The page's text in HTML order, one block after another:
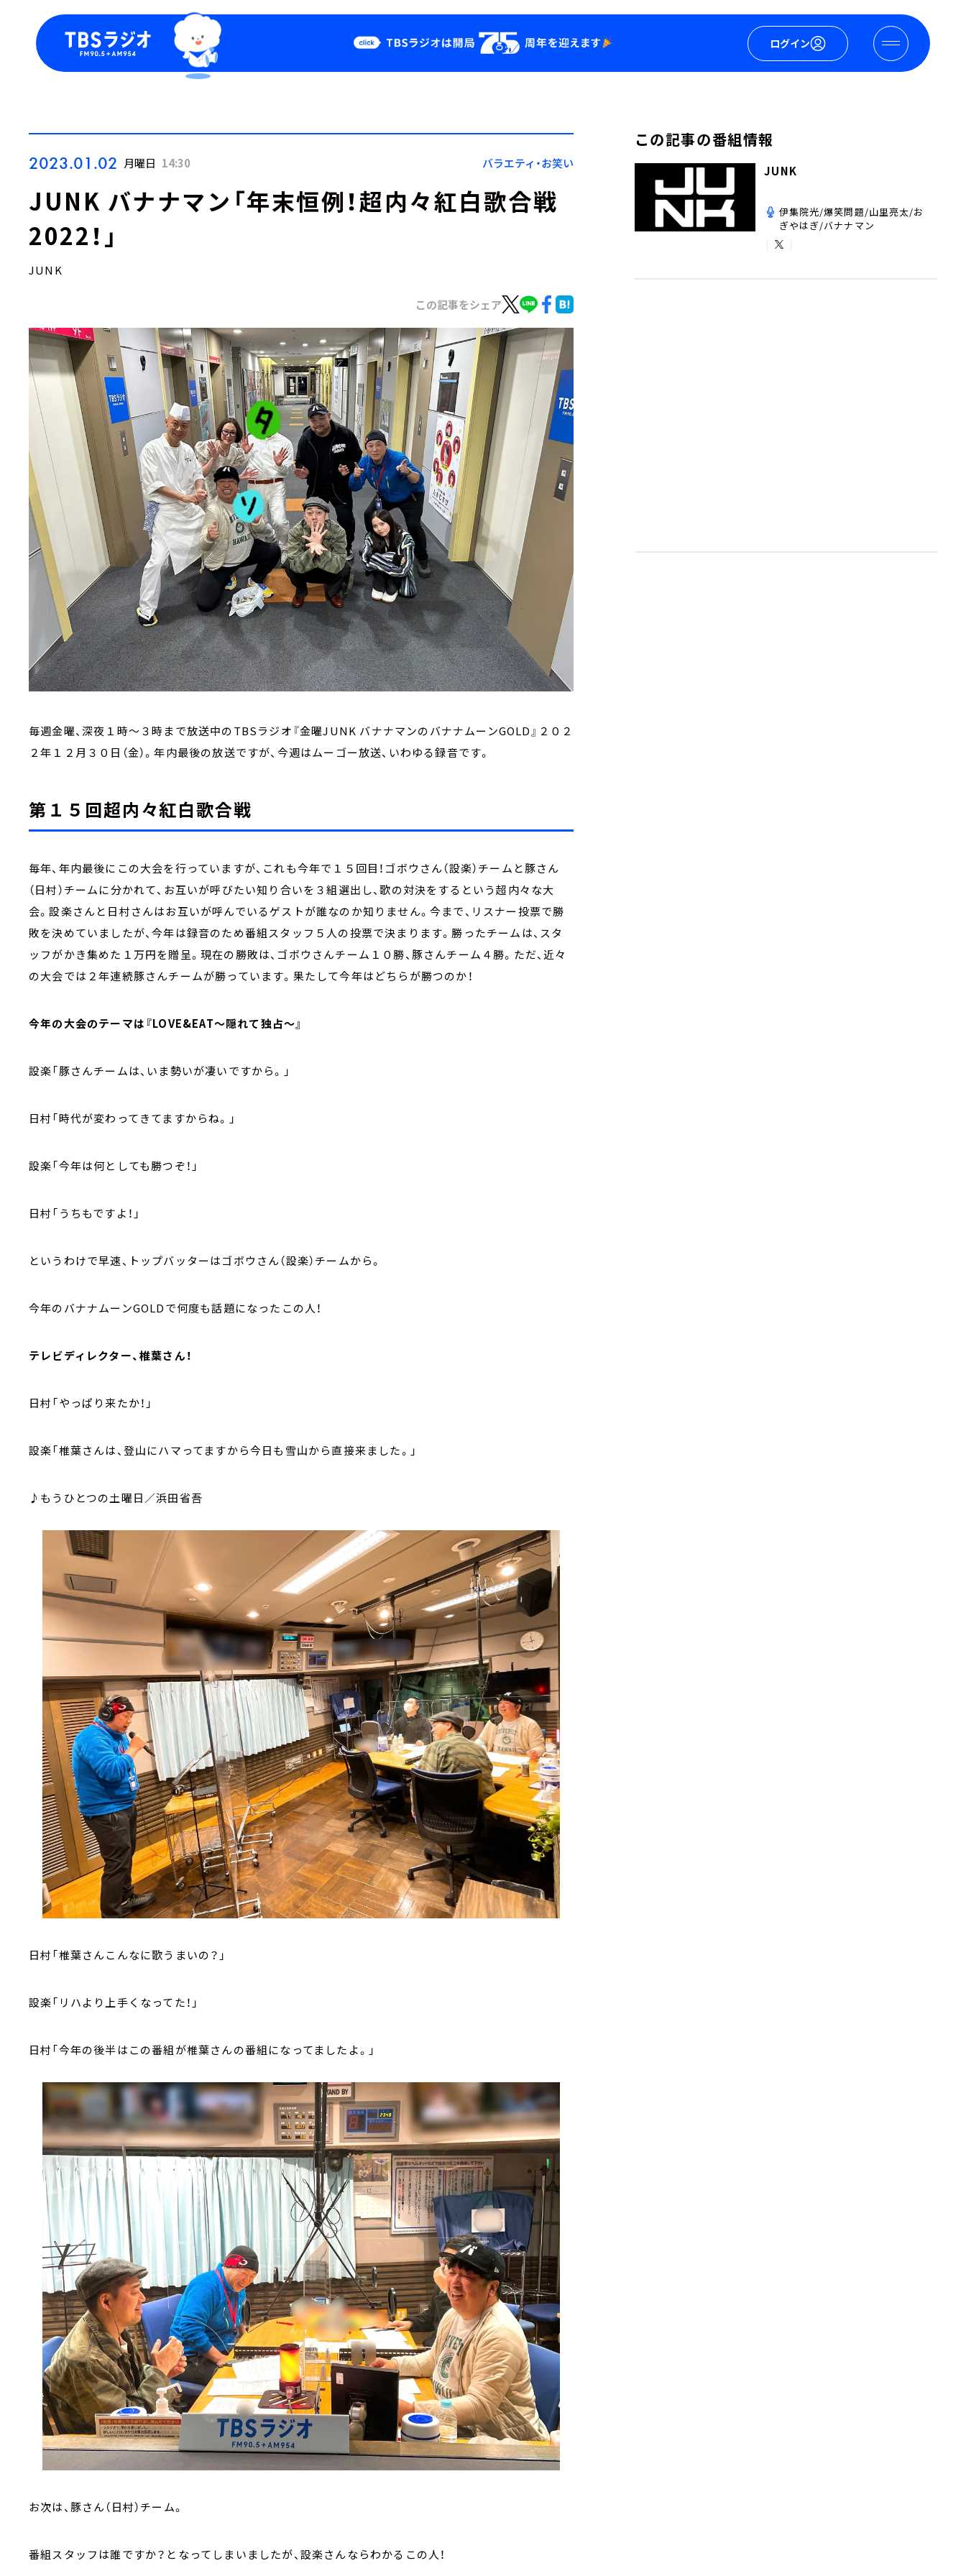
ログイン
Podcast
YouTube
会社情報
2023.01.02 月曜日 14:30 バラエティ・お笑い
JUNK バナナマン「年末恒例！超内々紅白歌合戦
2022！」
JUNK
この記事をシェア
毎週金曜、深夜１時～３時まで放送中のTBSラジオ『金曜JUNK バナナマンのバナナムーンGOLD』２０２
２年１２月３０日（金）。年内最後の放送ですが、今週はムーゴー放送、いわゆる録音です。
第１５回超内々紅白歌合戦
毎年、年内最後にこの大会を行っていますが、これも今年で１５回目！ゴボウさん（設楽）チームと豚さん
（日村）チームに分かれて、お互いが呼びたい知り合いを３組選出し、歌の対決をするという超内々な大
会。設楽さんと日村さんはお互いが呼んでいるゲストが誰なのか知りません。今まで、リスナー投票で勝
敗を決めていましたが、今年は録音のため番組スタッフ５人の投票で決まります。勝ったチームは、スタ
ッフがかき集めた１万円を贈呈。現在の勝敗は、ゴボウさんチーム１０勝、豚さんチーム４勝。ただ、近々
の大会では２年連続豚さんチームが勝っています。果たして今年はどちらが勝つのか！
今年の大会のテーマは『LOVE&EAT～隠れて独占～』
設楽「豚さんチームは、いま勢いが凄いですから。」
日村「時代が変わってきてますからね。」
設楽「今年は何としても勝つぞ！」
日村「うちもですよ！」
というわけで早速、トップバッターはゴボウさん（設楽）チームから。
今年のバナナムーンGOLDで何度も話題になったこの人！
テレビディレクター、椎葉さん！
日村「やっぱり来たか！」
設楽「椎葉さんは、登山にハマってますから今日も雪山から直接来ました。」
♪もうひとつの土曜日／浜田省吾
日村「椎葉さんこんなに歌うまいの？」
設楽「リハより上手くなってた！」
日村「今年の後半はこの番組が椎葉さんの番組になってましたよ。」
お次は、豚さん（日村）チーム。
番組スタッフは誰ですか？となってしまいましたが、設楽さんならわかるこの人！
この記事の番組情報
JUNK
伊集院光/爆笑問題/山里亮太/お
ぎやはぎ/バナナマン